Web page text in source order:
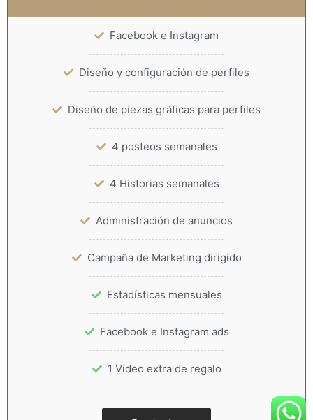
Facebook e Instagram
Diseño y configuración de perfiles
Diseño de piezas gráficas para perfiles
4 posteos semanales
4 Historias semanales
Administración de anuncios
Campaña de Marketing dirigido
Estadísticas mensuales
Facebook e Instagram ads
1 Video extra de regalo